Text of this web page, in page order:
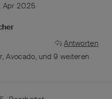
Apr 2025
Antworten
,Avocado, und9 weiteren